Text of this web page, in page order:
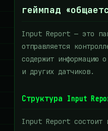
геймпад
Input Report — это
отправляется
содержит информацию
и других датчиков.
Структура Input
Input Report состоит